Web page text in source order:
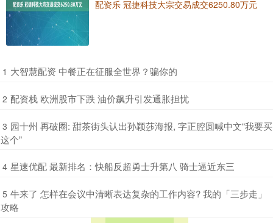
配资乐 冠捷科技大宗交易成交6250.80万元
1 ​大智慧配资 中餐正在征服全世界？骗你的
2 ​配资栈 欧洲股市下跌 油价飙升引发通胀担忧
3 ​园十州 再破圈: 甜茶街头认出孙颖莎海报, 字正腔圆喊中文“我要买
这个”
4 ​星速优配 最新排名：快船反超勇士升第八 骑士逼近东三
5 ​牛来了 怎样在会议中清晰表达复杂的工作内容? 我的「三步走」
攻略